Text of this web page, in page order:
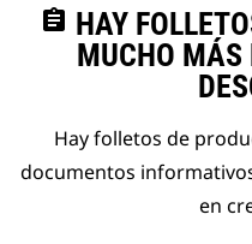
assignment HAY
MUCHO MÁS
Hay folletos de
documentos
en